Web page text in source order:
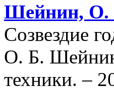
Шейнин, О.
Созвездие
О. Б. Шейнин
техники. –